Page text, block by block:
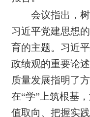
会议指出，
习近平党建思想
育的主题。习近
政绩观的重要论
质量发展指明了
在“学”上筑根基
值取向、把握实